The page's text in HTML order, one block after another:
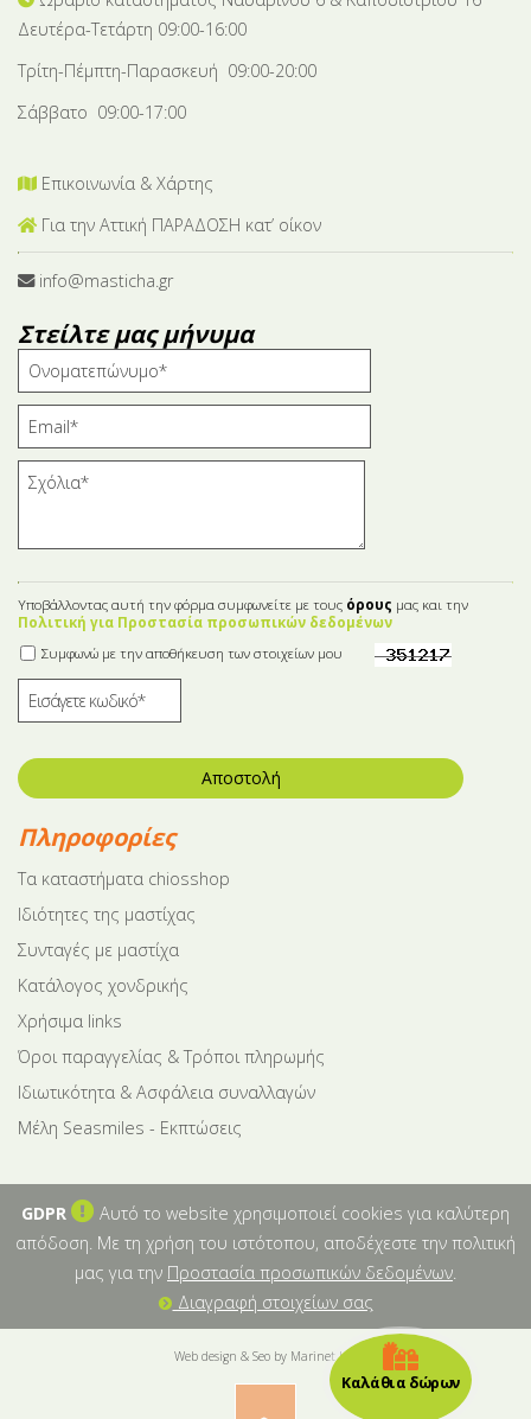
Δευτέρα-Tετάρτη 09:00-16:00
Τρίτη-Πέμπτη-Παρασκευή 09:00-20:00
Σάββατο 09:00-17:00
Επικοινωνία & Χάρτης
Για την Αττική ΠΑΡΑΔΟΣΗ κατ’ οίκον
info@masticha.gr
Στείλτε μας μήνυμα
Υποβάλλοντας αυτή την φόρμα συμφωνείτε με τους όρους μας και την
Πολιτική για Προστασία προσωπικών δεδομένων
Συμφωνώ με την αποθήκευση των στοιχείων μου
Αποστολή
Πληροφορίες
Tα καταστήματα chiosshop
Ιδιότητες της μαστίχας
Συνταγές με μαστίχα
Κατάλογος χονδρικής
Χρήσιμα links
Όροι παραγγελίας & Τρόποι πληρωμής
Ιδιωτικότητα & Ασφάλεια συναλλαγών
Μέλη Seasmiles - Εκπτώσεις
GDPR
Αυτό το website χρησιμοποιεί cookies για καλύτερη
απόδοση. Με τη χρήση του ιστότοπου, αποδέχεστε την πολιτική
μας για την Προστασία προσωπικών δεδομένων
Διαγραφή στοιχείων σας
Web design & Seo by Marinet Ltd
Καλάθια δώρων